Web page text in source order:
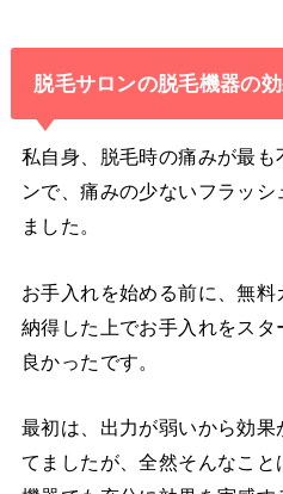
脱毛サロンの脱毛機器の
私自身、脱毛時の痛みが最
ンで、痛みの少ないフラッ
ました。
お手入れを始める前に、無料
納得した上でお手入れをス
良かったです。
最初は、出力が弱いから効
てましたが、全然そんなこ